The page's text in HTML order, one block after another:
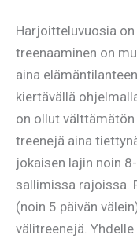
Harjoitteluvuosia
treenaaminen on
aina
kiertävällä
on ollut välttämätön
treenejä aina
jokaisen lajin noin
sallimissa rajoissa.
(noin 5 päivän
välitreenejä.